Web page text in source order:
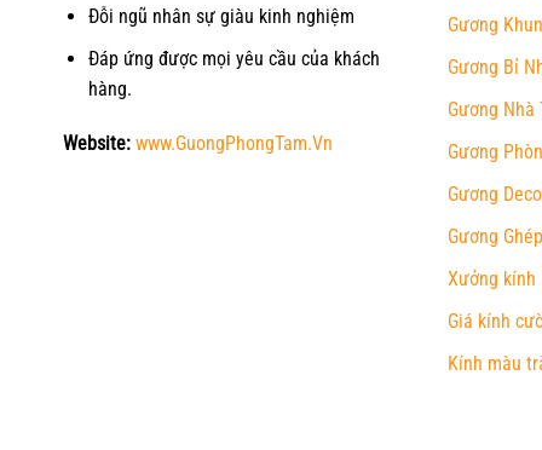
Đỗi ngũ nhân sự giàu kinh nghiệm
Đáp ứng được mọi yêu cầu của khách
hàng.
Website: www.GuongPhongTam.Vn
Gương
Gương Bỉ
Gương Nhà
Gương
Gương
Gương
Xưởng kính
Giá kính
Kính màu